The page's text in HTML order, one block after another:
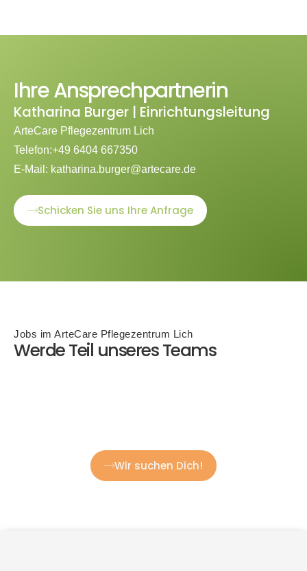
Ihre Ansprechpartnerin
Katharina Burger | Einrichtungsleitung
ArteCare Pflegezentrum Lich
Telefon:+49 6404 667350
E-Mail: katharina.burger@artecare.de
Schicken Sie uns Ihre Anfrage
Jobs im ArteCare Pflegezentrum Lich
Werde Teil unseres Teams
Wir suchen Dich!